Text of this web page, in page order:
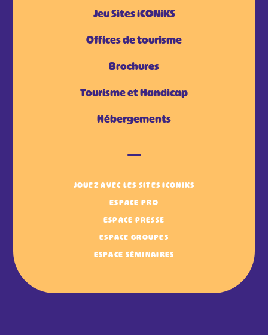
Jeu Sites iCONiKS
Offices de tourisme
Brochures
Tourisme et Handicap
Hébergements
JOUEZ AVEC LES SITES ICONIKS
ESPACE PRO
ESPACE PRESSE
ESPACE GROUPES
ESPACE SÉMINAIRES